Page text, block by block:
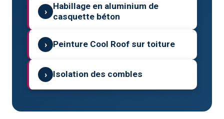
›
Habillage en aluminium de
casquette béton
› Peinture Cool Roof sur toiture
› Isolation des combles